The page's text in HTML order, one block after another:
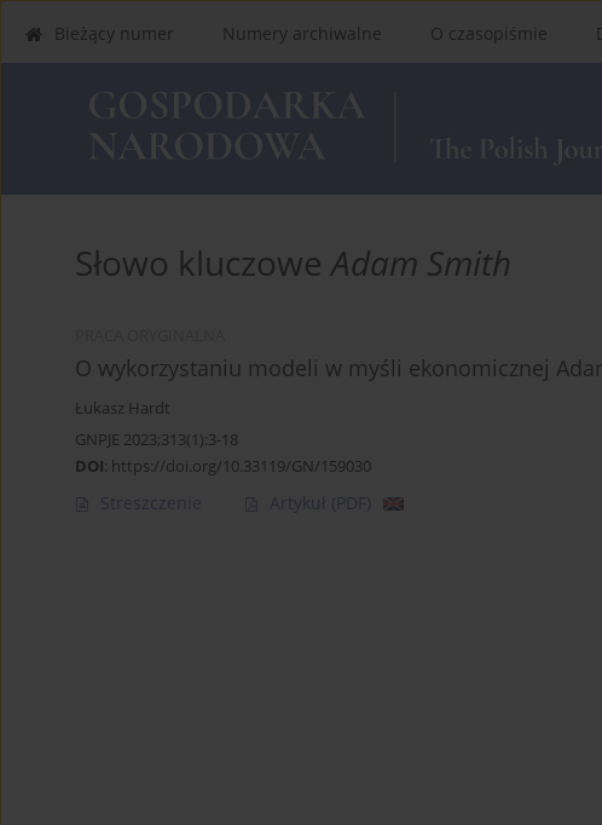
Bieżący numer Numery archiwalne O czasopiśmie
Słowo kluczoweAdam Smith
O wykorzystaniu modeli w myśli ekonomicznej
Łukasz Hardt
GNPJE 2023;313(1):3-18
DOI: https://doi.org/10.33119/GN/159030
Streszczenie Artykuł (PDF)